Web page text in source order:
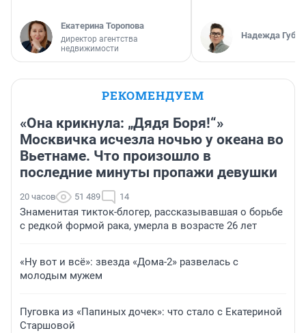
Екатерина Торопова
директор агентства
недвижимости
Надежда
РЕКОМЕНДУЕМ
«Она крикнула: „Дядя Боря!“»
Москвичка исчезла ночью у океана во
Вьетнаме. Что произошло в
последние минуты пропажи девушки
20 часов 51 489 14
Знаменитая тикток-блогер, рассказывавшая о борьбе
с редкой формой рака, умерла в возрасте 26 лет
«Ну вот и всё»: звезда «Дома-2» развелась с
молодым мужем
Пуговка из «Папиных дочек»: что стало с Екатериной
Старшовой